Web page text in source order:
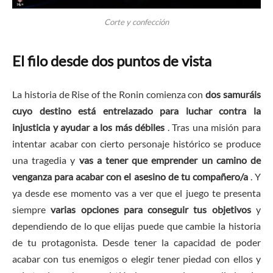
Corte y confección
El filo desde dos puntos de vista
La historia de Rise of the Ronin comienza condos samuráis
cuyo destino está entrelazado para luchar contra la
injusticia y ayudar a los más débiles . Tras una misión para
intentar acabar con cierto personaje histórico se produce
una tragedia y vas a tener que emprender un camino de
venganza para acabar con el asesino de tu compañero/a. Y
ya desde ese momento vas a ver que el juego te presenta
siemprevarias opciones para conseguir tus objetivosy
dependiendo de lo que elijas puede que cambie la historia
de tu protagonista. Desde tener la capacidad de poder
acabar con tus enemigos o elegir tener piedad con ellos y